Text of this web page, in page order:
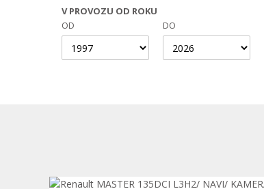
V PROVOZU OD ROKU
OD
DO